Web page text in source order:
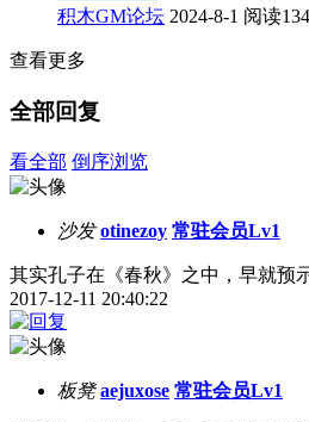
积木GM论坛 2024-8-1 阅读
查看更多
全部回复
看全部 倒序浏览
沙发 otinezoy 常驻会员Lv1
其实孔子在《春秋》之中，早就预
2017-12-11 20:40:22
板凳 aejuxose 常驻会员Lv1